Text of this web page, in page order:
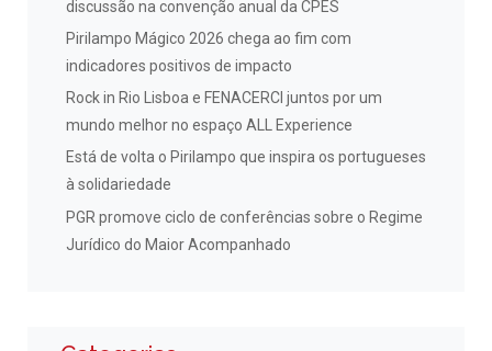
discussão na convenção anual da CPES
Pirilampo Mágico 2026 chega ao fim com
indicadores positivos de impacto
Rock in Rio Lisboa e FENACERCI juntos por um
mundo melhor no espaço ALL Experience
Está de volta o Pirilampo que inspira os portugueses
à solidariedade
PGR promove ciclo de conferências sobre o Regime
Jurídico do Maior Acompanhado